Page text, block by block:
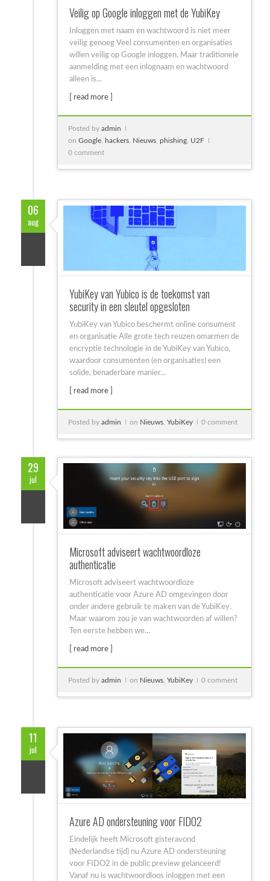
Veilig op Google inloggen met de YubiKey
Inloggen met naam en wachtwoord is niet meer
veilig genoeg Veel consumenten en organisaties
willen veilig op Google inloggen. Maar traditionele
aanmelding met een inlognaam en wachtwoord
alleen is...
[ read more ]
Posted by admin
on Google hackers Nieuws phishing U2F
0 comment
06
aug
YubiKey van Yubico is de toekomst van
security in een sleutel opgesloten
YubiKey van Yubico beschermt online consument
en organisatie Alle grote tech reuzen omarmen de
encryptie technologie in de YubiKey van Yubico,
waardoor consumenten (en organisaties) een
solide, benaderbare manier...
[ read more ]
Posted by admin on Nieuws YubiKey 0 comment
29
jul
Microsoft adviseert wachtwoordloze
authenticatie
Microsoft adviseert wachtwoordloze
authenticatie voor Azure AD omgevingen door
onder andere gebruik te maken van de YubiKey.
Maar waarom zou je van wachtwoorden af willen?
Ten eerste hebben we...
[ read more ]
Posted by admin on Nieuws YubiKey 0 comment
11
jul
Azure AD ondersteuning voor FIDO2
Eindelijk heeft Microsoft gisteravond
(Nederlandse tijd) nu Azure AD ondersteuning
voor FIDO2 in de public preview gelanceerd!
Vanaf nu is wachtwoordloos inloggen met een
OpenAI en Yubico: De toekomst van veilige AI-
workflows
OpenAI en Yubico zijn een strategisch
partnerschap...